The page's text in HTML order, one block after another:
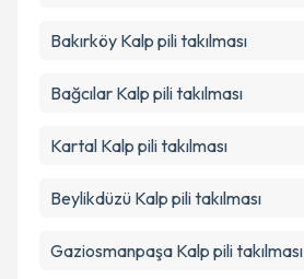
Bakırköy Kalp pili takılması
Bağcılar Kalp pili takılması
Kartal Kalp pili takılması
Beylikdüzü Kalp pili takılması
Gaziosmanpaşa Kalp pili takılması